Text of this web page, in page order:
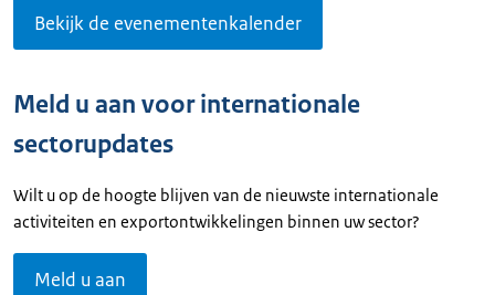
Bekijk de evenementenkalender
Meld u aan voor internationale
sectorupdates
Wilt u op de hoogte blijven van de nieuwste internationale
activiteiten en exportontwikkelingen binnen uw sector?
Meld u aan